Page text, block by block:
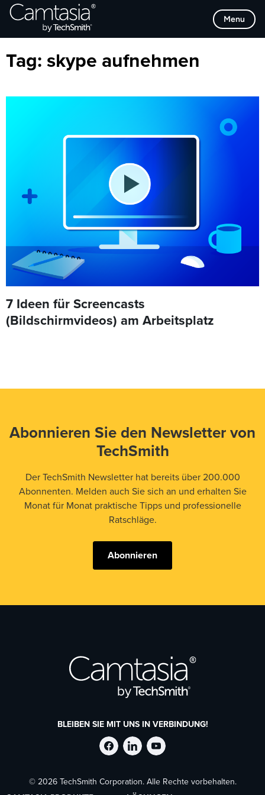
Direkt
zum
Menu
Browse Categories
Tag: skype aufnehmen
7 Ideen für Screencasts
(Bildschirmvideos) am Arbeitsplatz
Abonnieren Sie den Newsletter von
TechSmith
Der TechSmith Newsletter hat bereits über 200.000
Abonnenten. Melden auch Sie sich an und erhalten Sie
Monat für Monat praktische Tipps und professionelle
Ratschläge.
Abonnieren
BLEIBEN SIE MIT UNS IN VERBINDUNG!
TechSmith
auf
TechSmith
auf
TechSmith
auf
© 2026 TechSmith Corporation. Alle Rechte vorbehalten.